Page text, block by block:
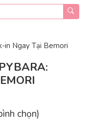
in Ngay Tại Bemori
chọn)